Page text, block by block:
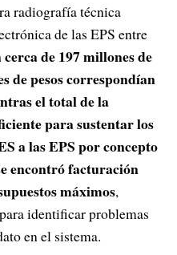
radiografía técnica
de las EPS entre
de 197 millones de
de pesos correspondían
el total de la
para sustentar los
a las EPS por concepto
encontró facturación
máximos,
identificar problemas
en el sistema.